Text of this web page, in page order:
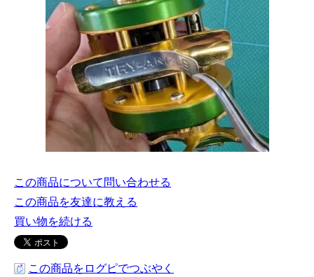
この商品について問い合わせる
この商品を友達に教える
買い物を続ける
この商品をログピでつぶやく